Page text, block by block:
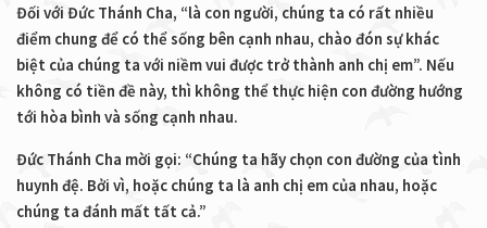
Đối với Đức Thánh Cha, “là con người, chúng ta có rất nhiều
điểm chung để có thể sống bên cạnh nhau, chào đón sự khác
biệt của chúng ta với niềm vui được trở thành anh chị em”. Nếu
không có tiền đề này, thì không thể thực hiện con đường hướng
tới hòa bình và sống cạnh nhau.
Đức Thánh Cha mời gọi: “Chúng ta hãy chọn con đường của tình
huynh đệ. Bởi vì, hoặc chúng ta là anh chị em của nhau, hoặc
chúng ta đánh mất tất cả.”